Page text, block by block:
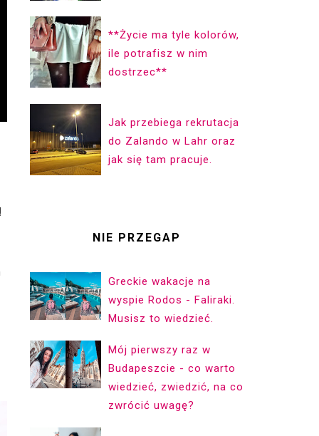
**Życie ma ty­le ko­lorów,
ile pot­ra­fisz w nim
dostrzec**
Jak przebiega rekrutacja
do Zalando w Lahr oraz
jak się tam pracuje.
NIE PRZEGAP
Greckie wakacje na
wyspie Rodos - Faliraki.
Musisz to wiedzieć.
Mój pierwszy raz w
Budapeszcie - co warto
wiedzieć, zwiedzić, na co
zwrócić uwagę?